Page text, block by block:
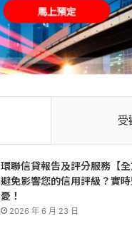
受
環聯信貸報告及評分服務【
避免影響您的信用評級？實
憂！
2026 年 6 月 23 日